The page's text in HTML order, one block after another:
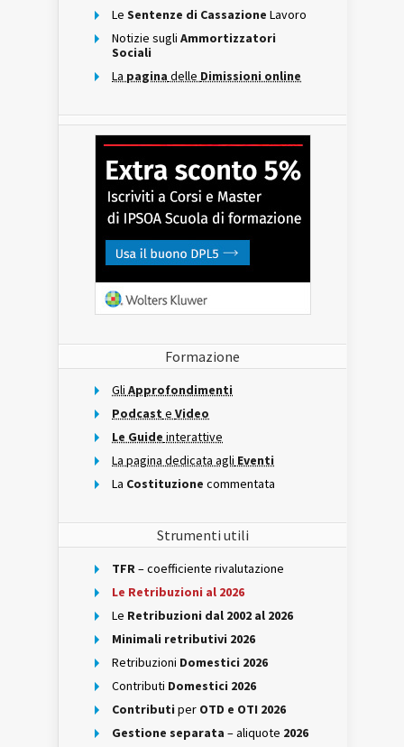
Le Sentenze di Cassazione Lavoro
Notizie sugli Ammortizzatori
Sociali
La pagina delle Dimissioni online
Formazione
Gli Approfondimenti
Podcast e Video
Le Guide interattive
La pagina dedicata agli Eventi
La Costituzione commentata
Strumenti utili
TFR– coefficiente rivalutazione
Le Retribuzioni al 2026
Le Retribuzioni dal 2002 al 2026
Minimali retributivi 2026
Retribuzioni Domestici 2026
Contributi Domestici 2026
Contributi per OTD e OTI 2026
Gestione separata – aliquote 2026